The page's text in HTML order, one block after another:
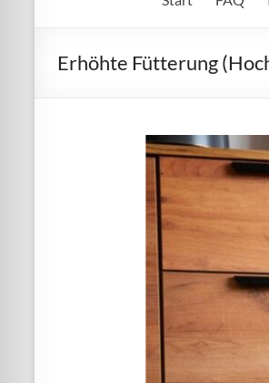
Erhöhte Fütterung